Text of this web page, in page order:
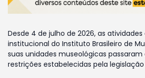
Desde 4 de julho de 2026, as
institucional do Instituto Brasileiro de
suas unidades museológicas passaram
restrições estabelecidas pela